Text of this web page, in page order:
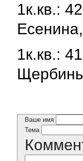
1к.кв.:
1к.кв.:
Ваше имя
Тема